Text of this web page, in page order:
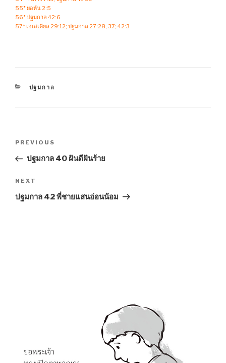
55* ยอห์น 2:5
56* ปฐมกาล 42:6
57* เอเสเคียล 29:12; ปฐมกาล 27:28, 37; 42:3
CATEGORIES
ปฐมกาล
Previous
Post
PREVIOUS
ปฐมกาล 40 ฝันดีฝันร้าย
Next
Post
NEXT
ปฐมกาล 42 พี่ชายแสนอ่อนน้อม